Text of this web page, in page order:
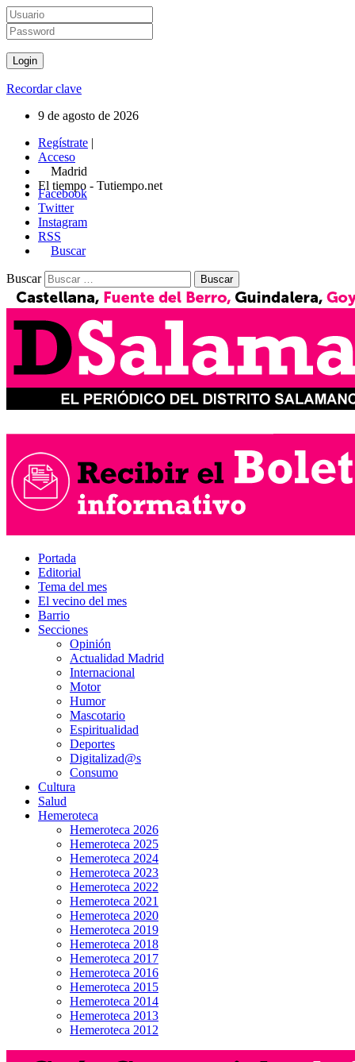
Recordar clave
9 de agosto de 2026
Regístrate |
Acceso
Madrid
El tiempo - Tutiempo.net
Facebook
Twitter
Instagram
RSS
Buscar
Buscar
Portada
Editorial
Tema del mes
El vecino del mes
Barrio
Secciones
Opinión
Actualidad Madrid
Internacional
Motor
Humor
Mascotario
Espiritualidad
Deportes
Digitalizad@s
Consumo
Cultura
Salud
Hemeroteca
Hemeroteca 2026
Hemeroteca 2025
Hemeroteca 2024
Hemeroteca 2023
Hemeroteca 2022
Hemeroteca 2021
Hemeroteca 2020
Hemeroteca 2019
Hemeroteca 2018
Hemeroteca 2017
Hemeroteca 2016
Hemeroteca 2015
Hemeroteca 2014
Hemeroteca 2013
Hemeroteca 2012